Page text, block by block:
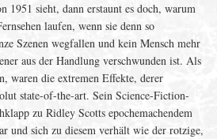
1951 sieht, dann erstaunt es doch, warum
laufen, wenn sie denn so
Szenen wegfallen und kein Mensch mehr
aus der Handlung verschwunden ist. Als
waren die extremen Effekte, derer
state-of-the-art. Sein Science-Fiction-
zu Ridley Scotts epochemachendem
und sich zu diesem verhält wie der rotzige,